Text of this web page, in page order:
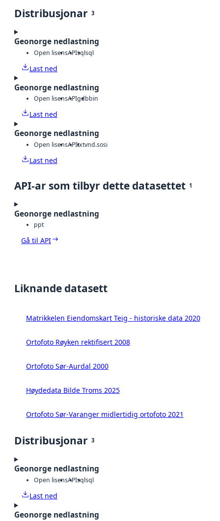
Distribusjonar 3
Geonorge nedlastning
Open lisensAPIsqlsql
Last ned
Geonorge nedlastning
Open lisensAPIgdbbin
Last ned
Geonorge nedlastning
Open lisensAPItxtvnd.sosi
Last ned
API-ar som tilbyr dette datasettet 1
Geonorge nedlastning
ppt
Gå til API
Liknande datasett
Matrikkelen Eiendomskart Teig - historiske data 2020
Ortofoto Røyken rektifisert 2008
Ortofoto Sør-Aurdal 2000
Høydedata Bilde Troms 2025
Ortofoto Sør-Varanger midlertidig ortofoto 2021
Distribusjonar 3
Geonorge nedlastning
Open lisensAPIsqlsql
Last ned
Geonorge nedlastning